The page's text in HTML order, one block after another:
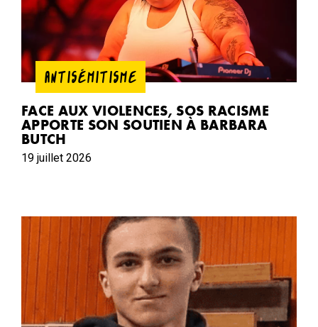
ANTISÉMITISME
FACE AUX VIOLENCES, SOS RACISME
APPORTE SON SOUTIEN À BARBARA
BUTCH
19 juillet 2026